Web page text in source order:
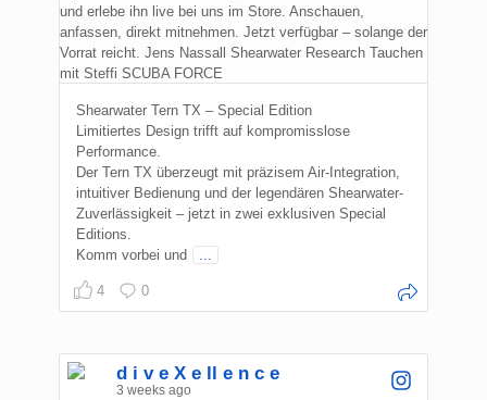
Shearwater Tern TX – Special Edition
Limitiertes Design trifft auf kompromisslose
Performance.
Der Tern TX überzeugt mit präzisem Air-Integration,
intuitiver Bedienung und der legendären Shearwater-
Zuverlässigkeit – jetzt in zwei exklusiven Special
Editions.
Komm vorbei und
...
4 0
d i v e X e ll e n c e
3 weeks ago